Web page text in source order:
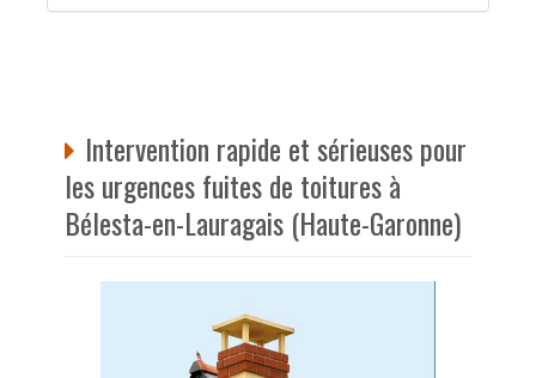
Intervention rapide et sérieuses pour
les urgences fuites de toitures à
Bélesta-en-Lauragais (Haute-Garonne)